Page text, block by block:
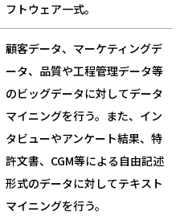
フトウェア一式。
顧客データ、マーケティングデ
ータ、品質や工程管理データ等
のビッグデータに対してデータ
マイニングを行う。また、イン
タビューやアンケート結果、特
許文書、CGM等による自由記述
形式のデータに対してテキスト
マイニングを行う。